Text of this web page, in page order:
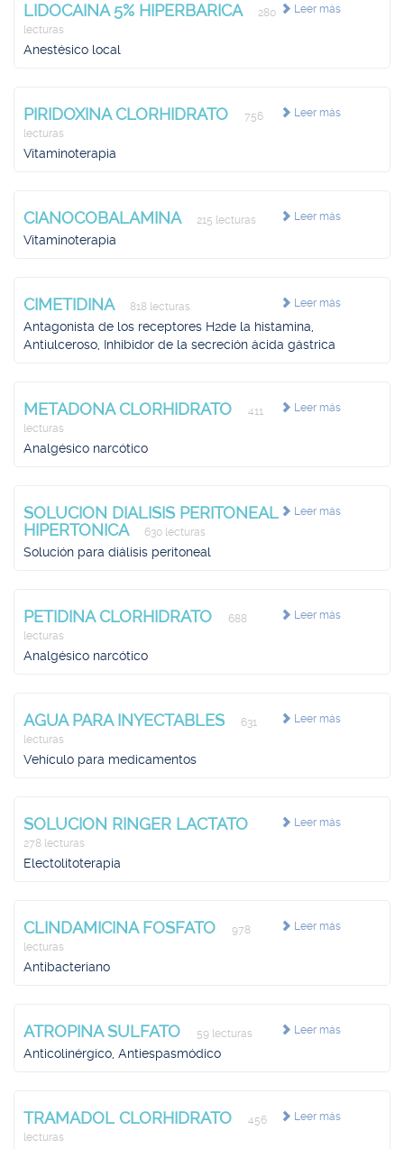
Leer más
LIDOCAINA 5% HIPERBARICA
280
lecturas
Anestésico local
Leer más
PIRIDOXINA CLORHIDRATO
756
lecturas
Vitaminoterapia
Leer más
CIANOCOBALAMINA 215 lecturas
Vitaminoterapia
Leer más
CIMETIDINA 818 lecturas
Antagonista de los receptores H2de la histamina,
Antiulceroso, Inhibidor de la secreción ácida gástrica
Leer más
METADONA CLORHIDRATO
411
lecturas
Analgésico narcótico
Leer más
SOLUCION DIALISIS PERITONEAL
HIPERTONICA
630 lecturas
Solución para diálisis peritoneal
Leer más
PETIDINA CLORHIDRATO
688
lecturas
Analgésico narcótico
Leer más
AGUA PARA INYECTABLES
631
lecturas
Vehículo para medicamentos
Leer más
SOLUCION RINGER LACTATO
278 lecturas
Electolitoterapia
Leer más
CLINDAMICINA FOSFATO
978
lecturas
Antibacteriano
Leer más
ATROPINA SULFATO 59 lecturas
Anticolinérgico, Antiespasmódico
Leer más
TRAMADOL CLORHIDRATO
456
lecturas